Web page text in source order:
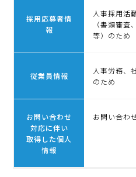
採用応募者情
報
人事採用活
（書類審
等）のため
従業員情報
人事労務、
のため
お問い合わせ
対応に伴い
取得した個人
情報
お問い合わ